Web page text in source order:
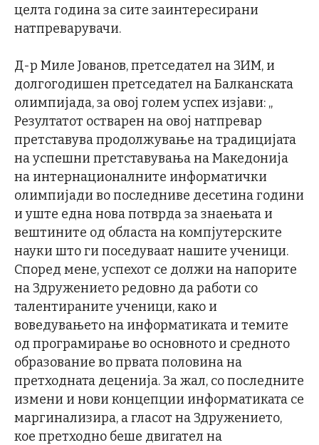
целта година за сите заинтересирани
натпреварувачи.
Д-р Миле Јованов, претседател на ЗИМ, и
долгогодишен претседател на Балканската
олимпијада, за овој голем успех изјави: „
Резултатот остварен на овој натпревар
претставува продолжување на традицијата
на успешни претставувања на Македонија
на интернационалните информатички
олимпијади во последниве десетина години
и уште една нова потврда за знаењата и
вештините од областа на компјутерските
науки што ги поседуваат нашите ученици.
Според мене, успехот се должи на напорите
на Здружението редовно да работи со
талентираните ученици, како и
воведувањето на информатиката и темите
од програмирање во основното и средното
образование во првата половина на
претходната деценија. За жал, со последните
измени и нови концепции информатиката се
маргинализира, а гласот на Здружението,
кое претходно беше двигател на